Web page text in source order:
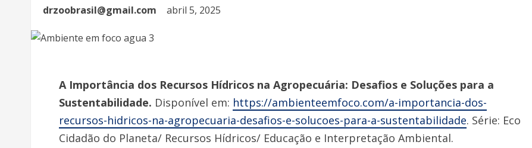
drzoobrasil@gmail.com abril 5, 2025
A Importância dos Recursos Hídricos na Agropecuária: Desafios e Soluções para a
Sustentabilidade. Disponível em: https://ambienteemfoco.com/a-importancia-dos-
recursos-hidricos-na-agropecuaria-desafios-e-solucoes-para-a-sustentabilidade. Série: Eco
Cidadão do Planeta/ Recursos Hídricos/ Educação e Interpretação Ambiental.